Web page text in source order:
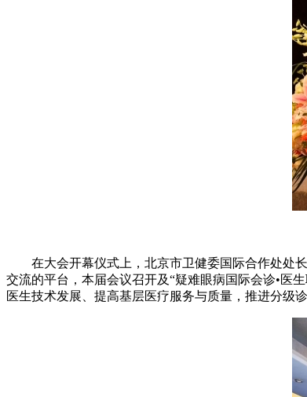
在大会开幕仪式上，北京市卫健委国际合作处处长
交流的平台，本届会议召开及“疑难眼病国际会诊•医
医生技术发展、提高基层医疗服务与质量，推进分级